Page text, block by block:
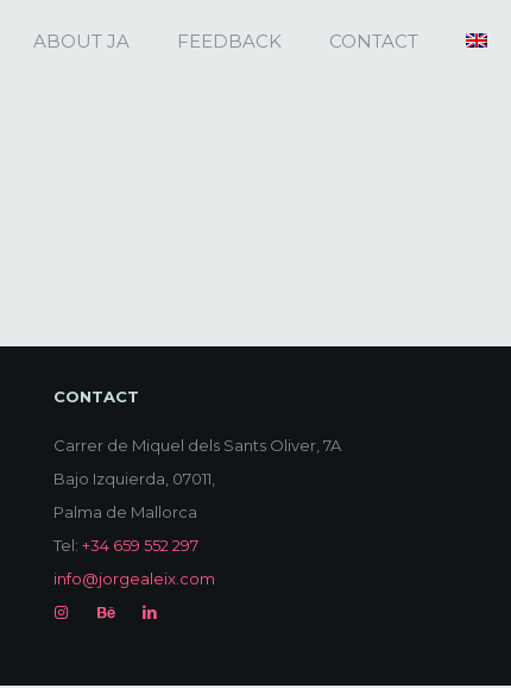
ABOUT JA FEEDBACK CONTACT
CONTACT
Carrer de Miquel dels Sants Oliver, 7A
Bajo Izquierda, 07011,
Palma de Mallorca
Tel:+34 659 552 297
info@jorgealeix.com